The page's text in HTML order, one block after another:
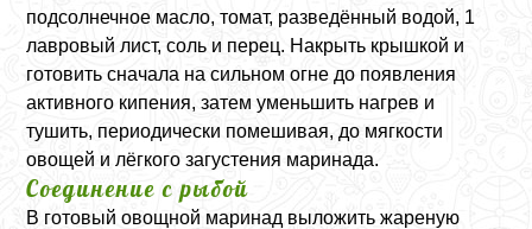
подсолнечное масло, томат, разведённый водой, 1
лавровый лист, соль и перец. Накрыть крышкой и
готовить сначала на сильном огне до появления
активного кипения, затем уменьшить нагрев и
тушить, периодически помешивая, до мягкости
овощей и лёгкого загустения маринада.
Соединение с рыбой
В готовый овощной маринад выложить жареную